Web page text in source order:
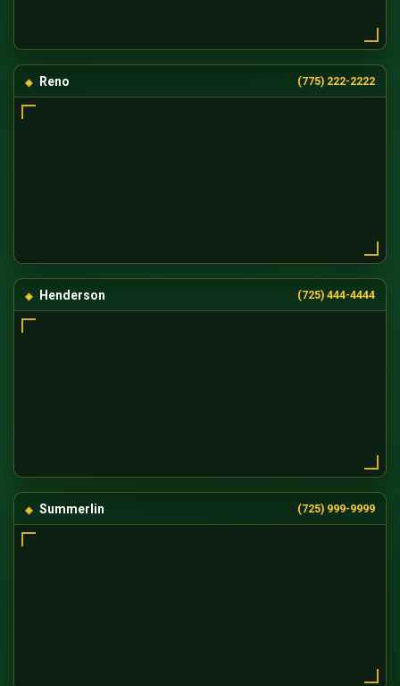
Reno (775) 222-2222
Henderson (725) 444-4444
Summerlin (725) 999-9999